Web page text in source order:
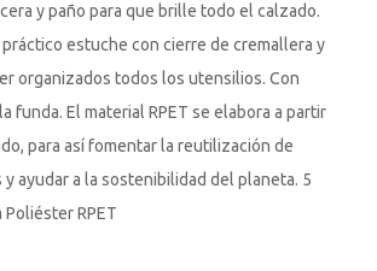
y paño para que brille todo el calzado.
estuche con cierre de cremallera y
organizados todos los utensilios. Con
funda. El material RPET se elabora a partir
para así fomentar la reutilización de
ayudar a la sostenibilidad del planeta. 5
RPET